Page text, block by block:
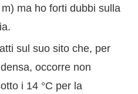
ma ho forti dubbi sulla
sul suo sito che, per
occorre non
i 14 °C per la